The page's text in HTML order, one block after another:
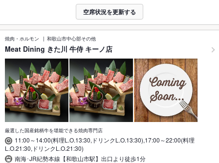
空席状況を更新する
焼肉・ホルモン 和歌山市中心部その他
Meat Dining きた川 牛侍 キーノ店
厳選した国産銘柄牛を堪能できる焼肉専門店
11:00～14:00(料理L.O.13:30,ドリンクL.O.13:30),17:00～22:00(料理
L.O.21:30,ドリンクL.O.21:30)
南海･JR紀勢本線【和歌山市駅】出口より徒歩1分